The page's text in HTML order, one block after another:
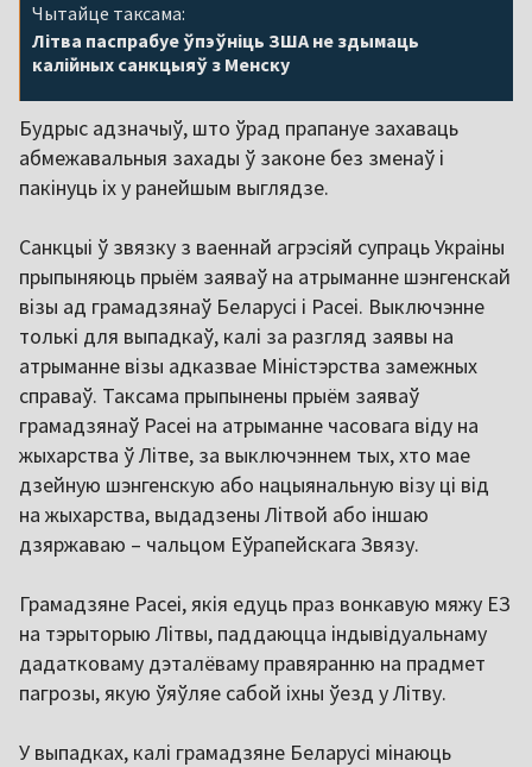
Чытайце таксама:
Літва паспрабуе ўпэўніць ЗША не здымаць
калійных санкцыяў з Менску
Будрыс адзначыў, што ўрад прапануе захаваць
абмежавальныя захады ў законе без зменаў і
пакінуць іх у ранейшым выглядзе.
Санкцыі ў звязку з ваеннай агрэсіяй супраць Украіны
прыпыняюць прыём заяваў на атрыманне шэнгенскай
візы ад грамадзянаў Беларусі і Расеі. Выключэнне
толькі для выпадкаў, калі за разгляд заявы на
атрыманне візы адказвае Міністэрства замежных
справаў. Таксама прыпынены прыём заяваў
грамадзянаў Расеі на атрыманне часовага віду на
жыхарства ў Літве, за выключэннем тых, хто мае
дзейную шэнгенскую або нацыянальную візу ці від
на жыхарства, выдадзены Літвой або іншаю
дзяржаваю – чальцом Еўрапейскага Звязу.
Грамадзяне Расеі, якія едуць праз вонкавую мяжу ЕЗ
на тэрыторыю Літвы, паддаюцца індывідуальнаму
дадатковаму дэталёваму правяранню на прадмет
пагрозы, якую ўяўляе сабой іхны ўезд у Літву.
У выпадках, калі грамадзяне Беларусі мінаюць